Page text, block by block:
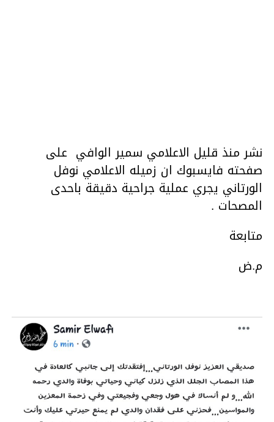
نشر منذ قليل الاعلامي سمير الوافي على
صفحته فايسبوك ان زميله الاعلامي نوفل
الورتاني يجري عملية جراحية دقيقة باحدى
المصحات .
متابعة
م.ض